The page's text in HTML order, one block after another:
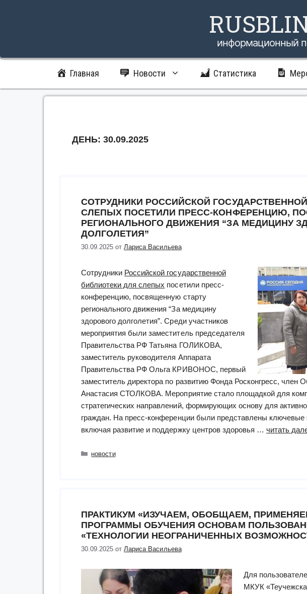
информационный
Главная Новости Статистика
ДЕНЬ: 30.09.2025
СОТРУДНИКИ РОССИЙСКОЙ
СЛЕПЫХ ПОСЕТИЛИ ПРЕСС-КОНФЕРЕНЦИЮ,
РЕГИОНАЛЬНОГО ДВИЖЕНИЯ “ЗА МЕДИЦИНУ
ДОЛГОЛЕТИЯ”
30.09.2025 отЛариса Васильева
Сотрудники Российской государственной
библиотеки для слепых посетили пресс-
конференцию, посвященную старту
регионального движения “За медицину
здорового долголетия”. Среди участников
мероприятия были заместитель председателя
Правительства РФ Татьяна ГОЛИКОВА,
заместитель руководителя Аппарата
Правительства РФ Ольга КРИВОНОС, первый
заместитель директора по развитию Фонда Росконгресс, член
Анастасия СТОЛКОВА. Мероприятие стало площадкой для
стратегических направлений, формирующих основу для
граждан. На пресс-конференции были представлены ключевые
включая развитие и поддержку центров здоровья … читать
Рубрики
новости
ПРАКТИКУМ «ИЗУЧАЕМ, ОБОБЩАЕМ,
ПРОГРАММЫ ОБУЧЕНИЯ ОСНОВАМ
«ТЕХНОЛОГИИ НЕОГРАНИЧЕННЫХ
30.09.2025 отЛариса Васильева
Для
МКУК